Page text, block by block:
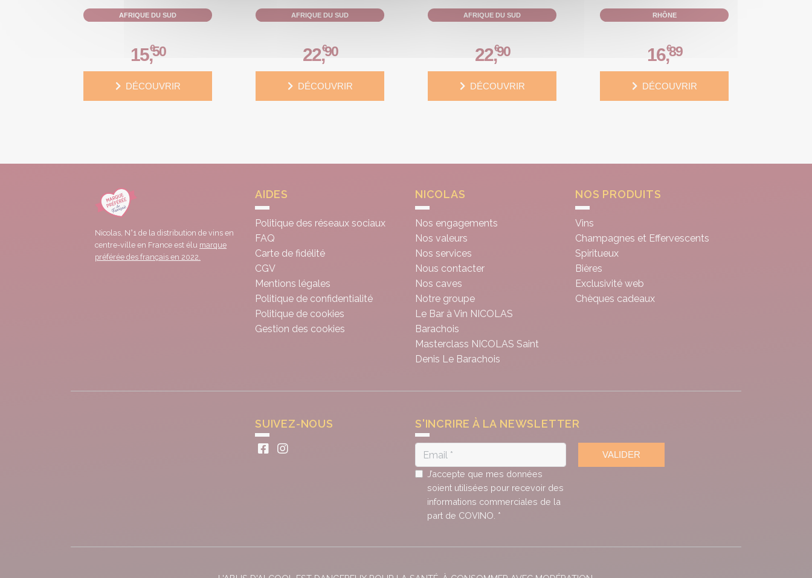
AFRIQUE DU SUD
15
,€50
DÉCOUVRIR
AFRIQUE DU SUD
22
,€90
DÉCOUVRIR
AFRIQUE DU SUD
22
,€90
DÉCOUVRIR
RHÔNE
16
,€89
DÉCOUVRIR
Nicolas, N°1 de la distribution de vins en
centre-ville en France est élu marque
préférée des français en 2022.
AIDES
Politique des réseaux sociaux
FAQ
Carte de fidélité
CGV
Mentions légales
Politique de confidentialité
Politique de cookies
Gestion des cookies
NICOLAS
Nos engagements
Nos valeurs
Nos services
Nous contacter
Nos caves
Notre groupe
Le Bar à Vin NICOLAS
Barachois
Masterclass NICOLAS Saint
Denis Le Barachois
NOS PRODUITS
Vins
Champagnes et Effervescents
Spiritueux
Bières
Exclusivité web
Chèques cadeaux
SUIVEZ-NOUS S'INCRIRE À LA NEWSLETTER
VALIDER
J’accepte que mes données
soient utilisées pour recevoir des
informations commerciales de la
part de COVINO. *